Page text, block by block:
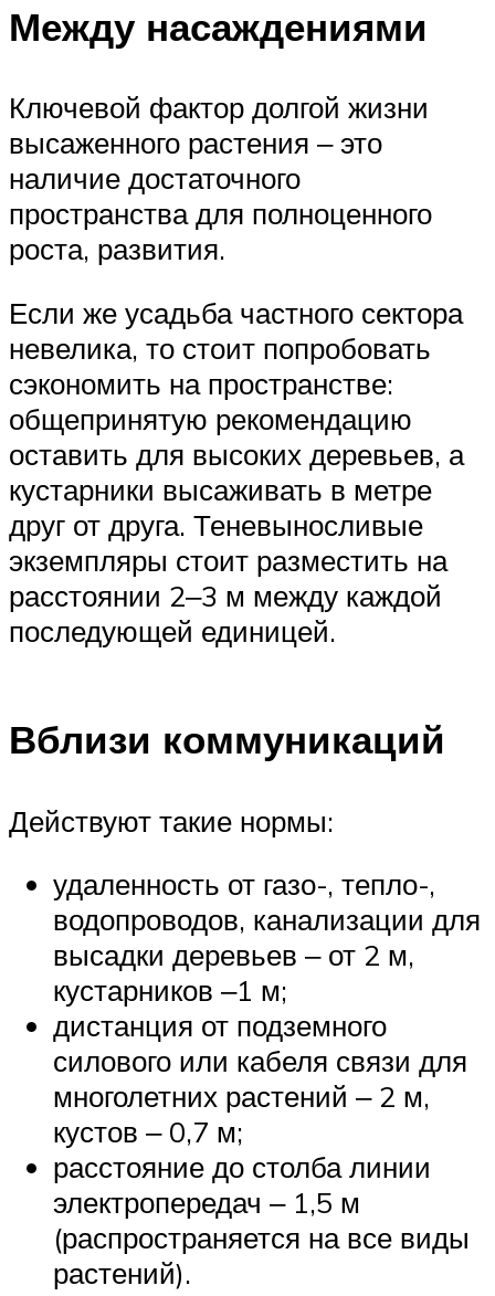
Между насаждениями
Ключевой фактор долгой жизни
высаженного растения ‒ это
наличие достаточного
пространства для полноценного
роста, развития.
Если же усадьба частного сектора
невелика, то стоит попробовать
сэкономить на пространстве:
общепринятую рекомендацию
оставить для высоких деревьев, а
кустарники высаживать в метре
друг от друга. Теневыносливые
экземпляры стоит разместить на
расстоянии 2‒3 м между каждой
последующей единицей.
Вблизи коммуникаций
Действуют такие нормы:
удаленность от газо-, тепло-,
водопроводов, канализации для
высадки деревьев ‒ от 2 м,
кустарников ‒1 м;
дистанция от подземного
силового или кабеля связи для
многолетних растений ‒ 2 м,
кустов ‒ 0,7 м;
расстояние до столба линии
электропередач ‒ 1,5 м
(распространяется на все виды
растений).